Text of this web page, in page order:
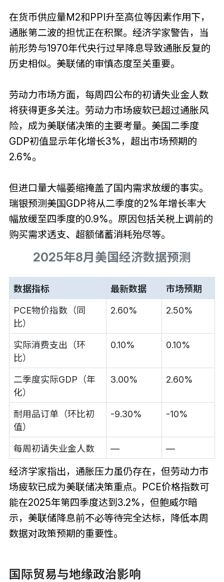
在货币供应量M2和PPI升至高位等因素作用下，
通胀第二波的担忧正在积聚。经济学家警告，当
前形势与1970年代央行过早降息导致通胀反复的
历史相似。美联储的审慎态度至关重要。
劳动力市场方面，每周四公布的初请失业金人数
将获得更多关注。劳动力市场疲软已超过通胀风
险，成为美联储决策的主要考量。美国二季度
GDP初值显示年化增长3%，超出市场预期的
2.6%。
但进口量大幅萎缩掩盖了国内需求放缓的事实。
瑞银预测美国GDP将从二季度的2%年增长率大
幅放缓至四季度的0.9%。原因包括关税上调前的
购买需求透支、超额储蓄消耗殆尽等。
2025年8月美国经济数据预测
数据指标 最新数据 市场预期
PCE物价指数（同
比）
2.60% 2.50%
实际消费支出（环
比）
0.10% 0.10%
二季度实际GDP（年
化）
3.00% 2.60%
耐用品订单（环比初
值）
-9.30% -10%
每周初请失业金人数 — —
经济学家指出，通胀压力虽仍存在，但劳动力市
场疲软已成为美联储决策重点。PCE价格指数可
能在2025年第四季度达到3.2%，但鲍威尔暗
示，美联储降息前不必等待完全达标，降低本周
数据对政策预期的重要性。
国际贸易与地缘政治影响